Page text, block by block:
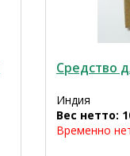
Средство
Индия
Вес нетто:
Временно